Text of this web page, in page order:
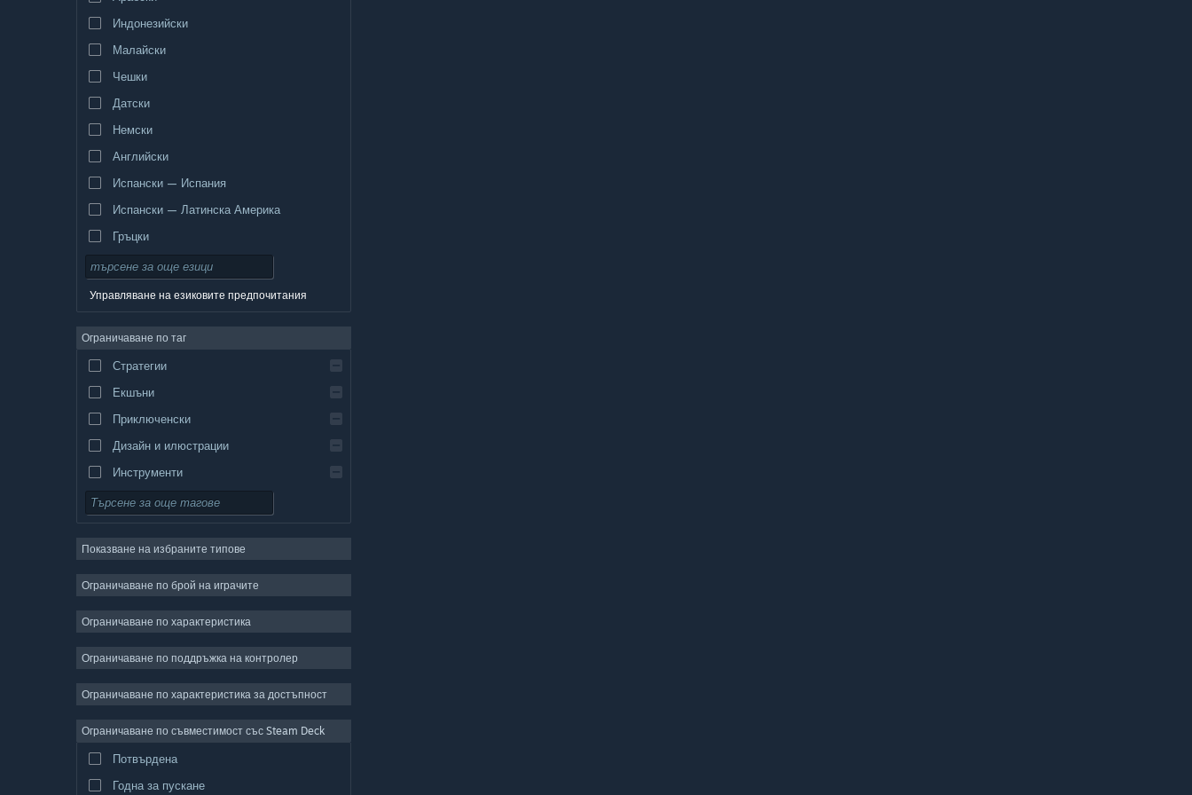
Индонезийски
Малайски
Чешки
Датски
Немски
Английски
Испански — Испания
Испански — Латинска Америка
Гръцки
Управляване на езиковите предпочитания
Ограничаване по таг
Стратегии
Екшъни
Приключенски
Дизайн и илюстрации
Инструменти
Безплатни за пускане
Масивни мрежови
Независими
Неангажиращи
Симулации
Видео продукция
Редактор на снимки
Показване на избраните типове
Ограничаване по брой на играчите
Ограничаване по характеристика
Ограничаване по поддръжка на контролер
Ограничаване по характеристика за достъпност
Ограничаване по съвместимост със Steam Deck
Потвърдена
Годна за пускане